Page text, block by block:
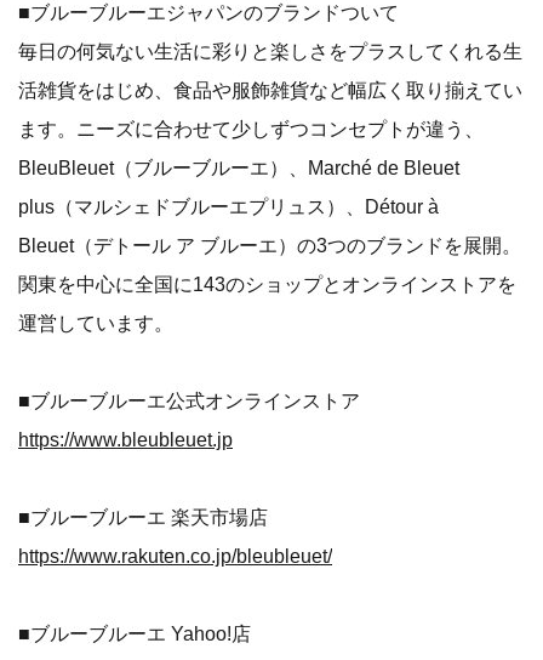
■ブルーブルーエジャパンのブランドついて
毎日の何気ない生活に彩りと楽しさをプラスしてくれる生
活雑貨をはじめ、食品や服飾雑貨など幅広く取り揃えてい
ます。ニーズに合わせて少しずつコンセプトが違う、
BleuBleuet（ブルーブルーエ）、Marché de Bleuet
plus（マルシェドブルーエプリュス）、Détour à
Bleuet（デトール ア ブルーエ）の3つのブランドを展開。
関東を中心に全国に143のショップとオンラインストアを
運営しています。
■ブルーブルーエ公式オンラインストア
https://www.bleubleuet.jp
■ブルーブルーエ 楽天市場店
https://www.rakuten.co.jp/bleubleuet/
■ブルーブルーエ Yahoo!店